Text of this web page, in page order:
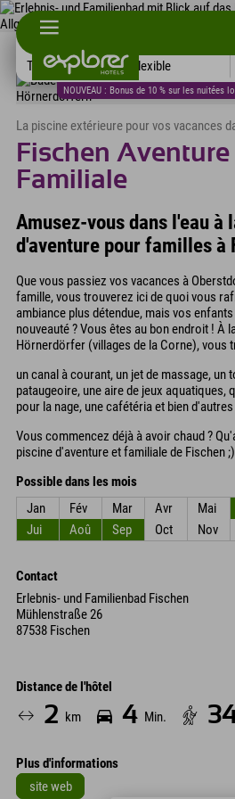
NOUVEAU : Bonus de 10 % sur les nuitées
Tous les hôtels Flexible
La piscine extérieure pour vos vacances
Fischen
Familiale
Amusez-vous dans l'eau à
d'aventure pour familles à
Que vous passiez vos vacances à
famille, vous trouverez ici de quoi vous
ambiance plus détendue, mais vos
nouveauté ? Vous êtes au bon endroit ! À
Hörnerdörfer (villages de la Corne), vous
un canal à courant, un jet de massage, un
pataugeoire, une aire de jeux aquatiques,
pour la nage, une cafétéria et bien
Vous commencez déjà à avoir chaud ?
piscine d'aventure et familiale de Fischen ;)
Possible dans les mois
Jan
Fév Mar Avr Mai
Jui
Aoû Sep Oct Nov
Contact
Erlebnis- und Familienbad Fischen
Mühlenstraße 26
87538 Fischen
Distance de l'hôtel
2 km 4 Min.
Plus d'informations
site web